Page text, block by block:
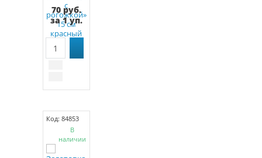
с
рогожкой»
15 см
красный
70 руб.
за 1 уп.
Код: 84853
В
наличии